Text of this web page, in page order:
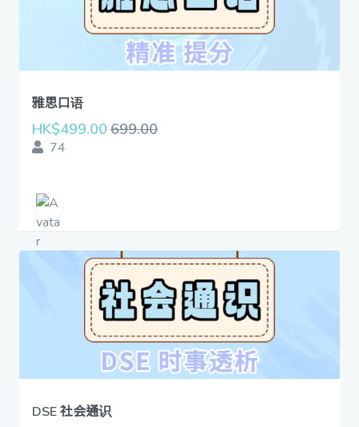
雅思口语
HK$499.00 699.00
74
DSE 社会通识